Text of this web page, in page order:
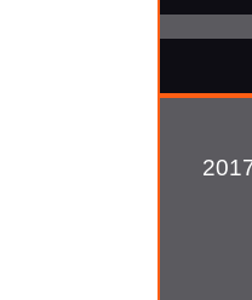
גיר הונדה סיוויק 2017